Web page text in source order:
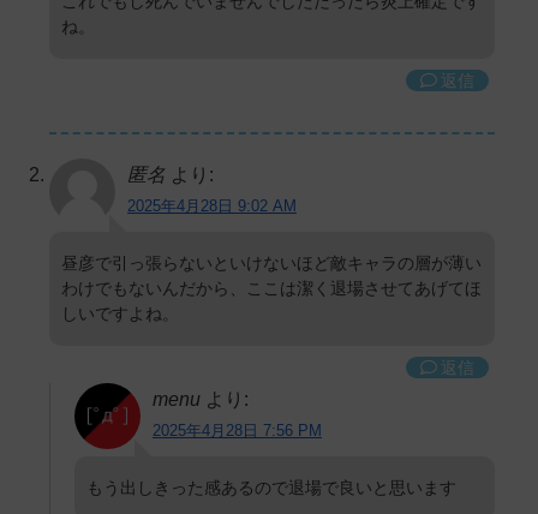
ね。
返信
匿名 より:
2025年4月28日 9:02 AM
昼彦で引っ張らないといけないほど敵キャラの層が薄い
わけでもないんだから、ここは潔く退場させてあげてほ
しいですよね。
返信
menu より:
2025年4月28日 7:56 PM
もう出しきった感あるので退場で良いと思います